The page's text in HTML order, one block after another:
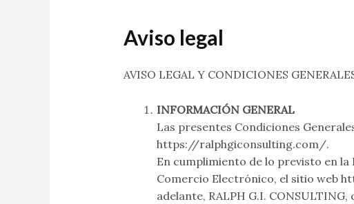
Aviso legal
AVISO LEGAL Y CONDICIONES
INFORMACIÓN GENERAL
Las presentes Condiciones
https://ralphgiconsulting.com/.
En cumplimiento de lo previsto en la
Comercio Electrónico, el sitio web
adelante, RALPH G.I.